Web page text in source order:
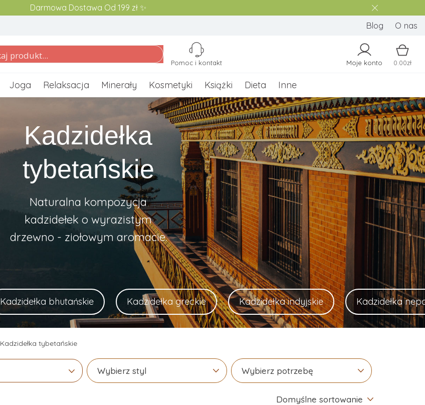
Darmowa Dostawa Od 199 zł ✨
Blog O nas
Moje konto 0.00zł
Pomoc i kontakt
Joga Relaksacja Minerały Kosmetyki Książki Dieta Inne
Kadzidełka bhutańskie Kadzidełka greckie Kadzidełka indyjskie Kadzidełka
Kadzidełka
tybetańskie
Naturalna kompozycja
kadzidełek o wyrazistym
drzewno - ziołowym aromacie.
Kadzidełka tybetańskie
Wybierz styl Wybierz potrzebę
Domyślne sortowanie